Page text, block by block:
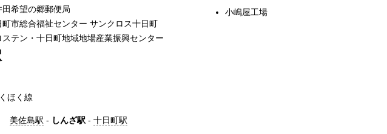
田希望の郷郵便局
町市総合福祉センター サンクロス十日町
ステン・十日町地域地場産業振興センター
小嶋屋工場
ほく線
美佐島駅 - しんざ駅- 十日町駅